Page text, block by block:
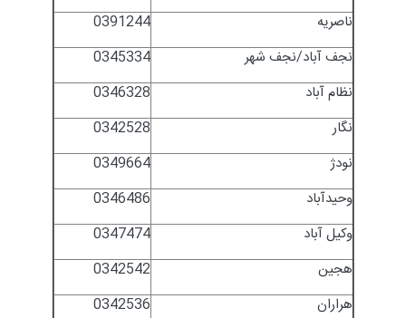
0391244
ناصریه
0345334
نجف آباد/نجف شهر
0346328
نظام آباد
0342528
نگار
0349664
نودژ
0346486
وحیدآباد
0347474
وکیل آباد
0342542
هجین
0342536
هراران